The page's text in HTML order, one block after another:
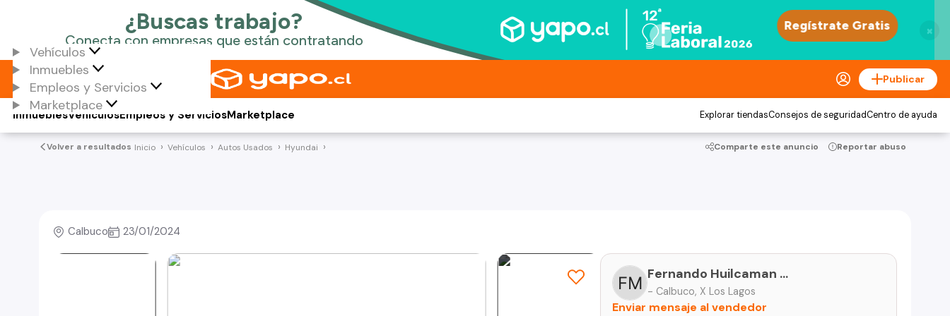
×
Vehículos
Inmuebles
Empleos y Servicios
Marketplace
Publicar
Vehículos
Inmuebles Empleos y ServiciosMarketplace Explorar tiendasConsejos de seguridadCentro de ayuda
Volver a resultados Inicio Vehículos Autos Usados Hyundai Comparte este anuncio Reportar abuso
Calbuco 23/01/2024
Fernando Huilcaman Monsalve
- Calbuco, X Los Lagos
Enviar mensaje al vendedor